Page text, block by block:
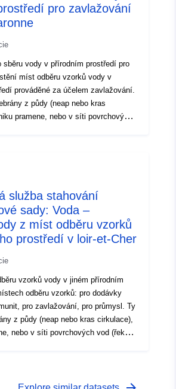
pro zavlažování
sběru vody v přírodním prostředí pro
míst odběru vzorků vody v
prováděné za účelem zavlažování.
z půdy (neap nebo kras
pramene, nebo v síti povrchových
v samostatné vítězné tabulce
služba stahování
sady: Voda –
z míst odběru vzorků
prostředí v loir-et-Cher
vzorků vody v jiném přírodním
odběru vzorků: pro dodávky
pro zavlažování, pro průmysl. Ty
z půdy (neap nebo kras cirkulace),
nebo v síti povrchových vod (řeka